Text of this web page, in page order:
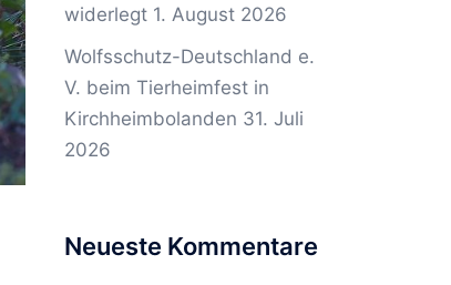
widerlegt 1. August 2026
Wolfsschutz-Deutschland e.
V. beim Tierheimfest in
Kirchheimbolanden 31. Juli
2026
Neueste Kommentare